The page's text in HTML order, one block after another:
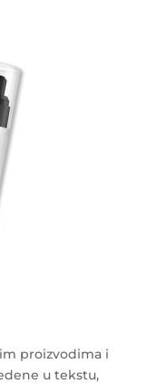
proizvodima i
u tekstu,